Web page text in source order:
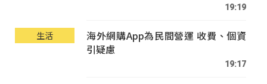
19:19
生活
海外網購App為民間營運 收費、個資
引疑慮
19:17